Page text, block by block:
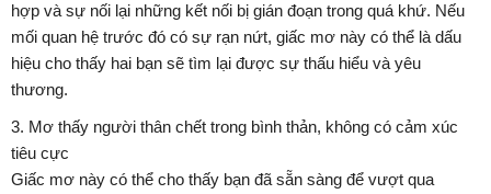
hợp và sự nối lại những kết nối bị gián đoạn trong quá khứ. Nếu
mối quan hệ trước đó có sự rạn nứt, giấc mơ này có thể là dấu
hiệu cho thấy hai bạn sẽ tìm lại được sự thấu hiểu và yêu
thương.
3. Mơ thấy người thân chết trong bình thản, không có cảm xúc
tiêu cực
Giấc mơ này có thể cho thấy bạn đã sẵn sàng để vượt qua